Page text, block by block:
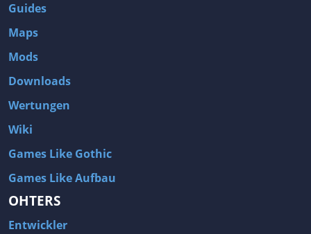
Guides
Maps
Mods
Downloads
Wertungen
Wiki
Games Like Gothic
Games Like Aufbau
OHTERS
Entwickler